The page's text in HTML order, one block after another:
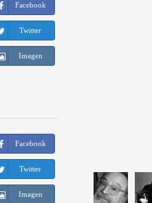
Facebook
Twitter
Imagen
Facebook
Twitter
Imagen